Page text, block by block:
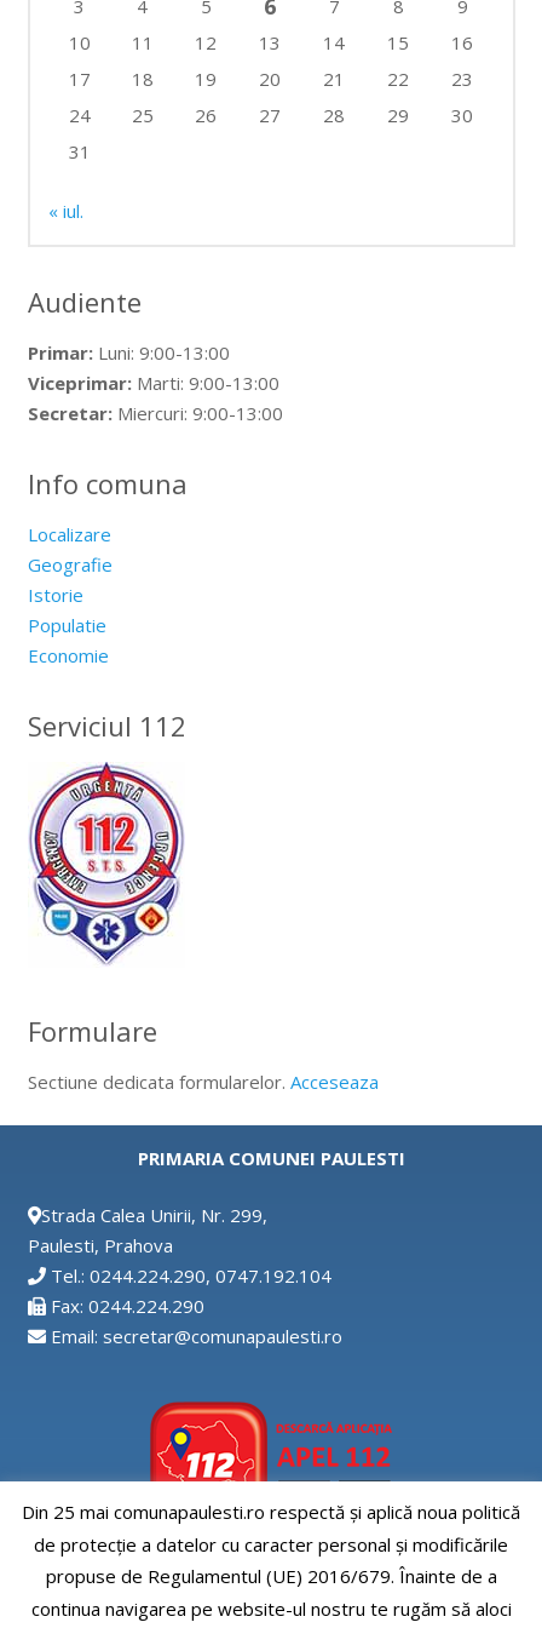
3
4 5 7 8
9
10
11 12 13 14 15
16
17
18 19 20 21 22
23
24
25 26 27 28 29
30
31
« iul.
Audiente
Primar:Luni: 9:00-13:00
Viceprimar:Marti: 9:00-13:00
Secretar:Miercuri: 9:00-13:00
Info comuna
Localizare
Geografie
Istorie
Populatie
Economie
Serviciul 112
Formulare
Sectiune dedicata formularelor. Acceseaza
PRIMARIA COMUNEI PAULESTI
Strada Calea Unirii, Nr. 299,
Paulesti, Prahova
Tel.: 0244.224.290, 0747.192.104
Fax: 0244.224.290
Email: secretar@comunapaulesti.ro
Aplicatia APEL112
Din 25 mai comunapaulesti.ro respectă și aplică noua politică
de protecție a datelor cu caracter personal și modificările
propuse de Regulamentul (UE) 2016/679. Înainte de a
continua navigarea pe website-ul nostru te rugăm să aloci